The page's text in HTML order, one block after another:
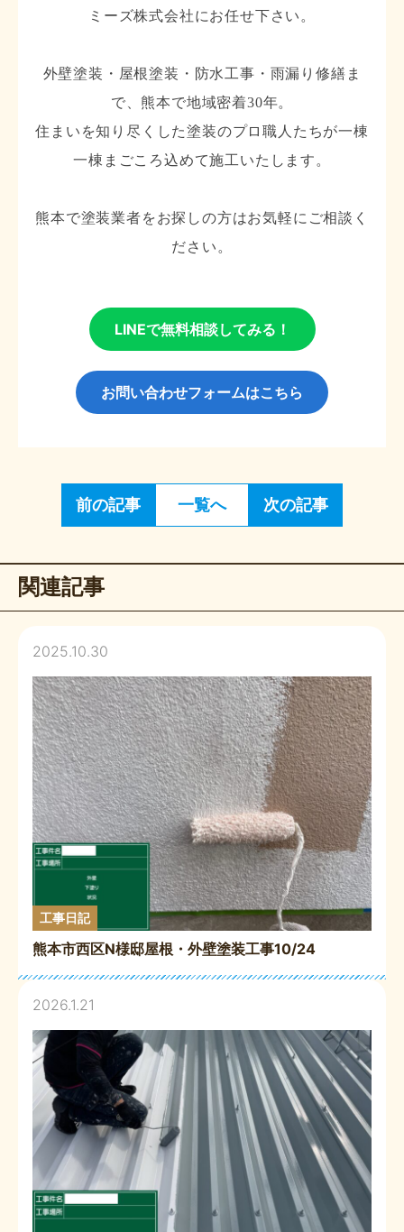
ミーズ株式会社にお任せ下さい。
外壁塗装・屋根塗装・防水工事・雨漏り修繕ま
で、熊本で地域密着30年。
住まいを知り尽くした塗装のプロ職人たちが一棟
一棟まごころ込めて施工いたします。
熊本で塗装業者をお探しの方はお気軽にご相談く
ださい。
LINEで無料相談してみる！
お問い合わせフォームはこちら
前の記事 一覧へ 次の記事
関連記事
2025.10.30
工事日記
熊本市西区N様邸屋根・外壁塗装工事10/24
2026.1.21